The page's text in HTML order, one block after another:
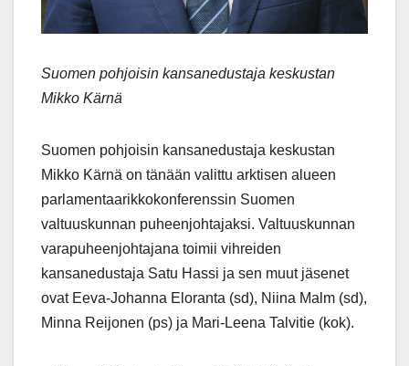
Suomen pohjoisin kansanedustaja keskustan
Mikko Kärnä
Suomen pohjoisin kansanedustaja keskustan
Mikko Kärnä on tänään valittu arktisen alueen
parlamentaarikkokonferenssin Suomen
valtuuskunnan puheenjohtajaksi. Valtuuskunnan
varapuheenjohtajana toimii vihreiden
kansanedustaja Satu Hassi ja sen muut jäsenet
ovat Eeva-Johanna Eloranta (sd), Niina Malm (sd),
Minna Reijonen (ps) ja Mari-Leena Talvitie (kok).